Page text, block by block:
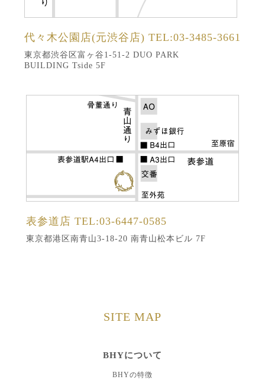
代々木公園店(元渋谷店) TEL:03-3485-3661
東京都渋谷区富ヶ谷1-51-2 DUO PARK
BUILDING Tside 5F
表参道店 TEL:03-6447-0585
東京都港区南青山3-18-20 南青山松本ビル 7F
SITE MAP
BHYについて
BHYの特徴